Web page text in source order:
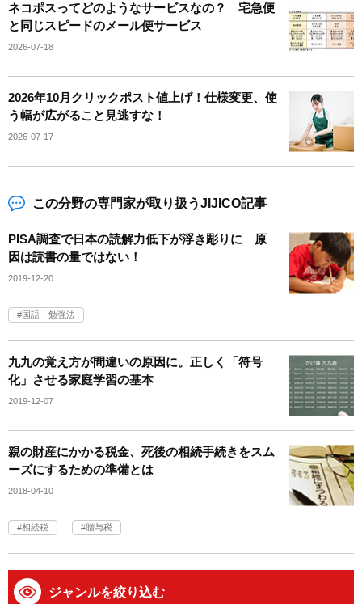
ネコポスってどのようなサービスなの？ 宅急便
と同じスピードのメール便サービス
2026-07-18
2026年10月クリックポスト値上げ！仕様変更、使
う幅が広がること見逃すな！
2026-07-17
この分野の専門家が取り扱うJIJICO記事
PISA調査で日本の読解力低下が浮き彫りに 原
因は読書の量ではない！
2019-12-20
国語 勉強法
九九の覚え方が間違いの原因に。正しく「符号
化」させる家庭学習の基本
2019-12-07
親の財産にかかる税金、死後の相続手続きをスム
ーズにするための準備とは
2018-04-10
相続税 贈与税
ジャンルを絞り込む